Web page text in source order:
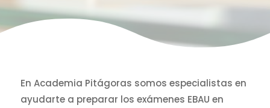
En Academia Pitágoras somos especialistas en
ayudarte a preparar los exámenes EBAU en